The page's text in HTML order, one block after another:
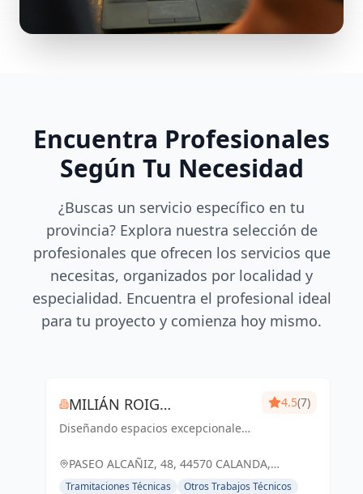
Encuentra Profesionales
Según Tu Necesidad
¿Buscas un servicio específico en tu
provincia? Explora nuestra selección de
profesionales que ofrecen los servicios que
necesitas, organizados por localidad y
especialidad. Encuentra el profesional ideal
para tu proyecto y comienza hoy mismo.
MILIÁN ROIG
ARQUITECTURA S.L.P
Diseñando espacios excepcionales
Milán Roig Arquitectura, tu visión,
4.5(7)
PASEO ALCAÑIZ, 48, 44570 CALANDA,
ESPAÑA, España
Tramitaciones Técnicas
Otros Trabajos Técnicos